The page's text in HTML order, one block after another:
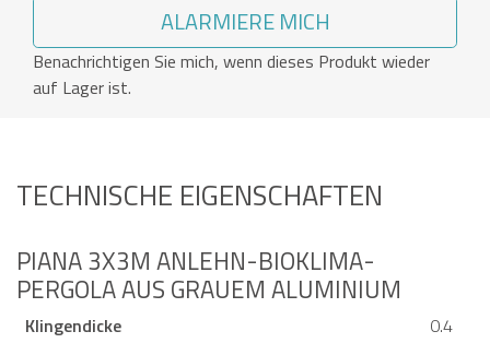
ALARMIERE MICH
Benachrichtigen Sie mich, wenn dieses Produkt wieder
auf Lager ist.
TECHNISCHE EIGENSCHAFTEN
PIANA 3X3M ANLEHN-BIOKLIMA-
PERGOLA AUS GRAUEM ALUMINIUM
Klingendicke
0.4